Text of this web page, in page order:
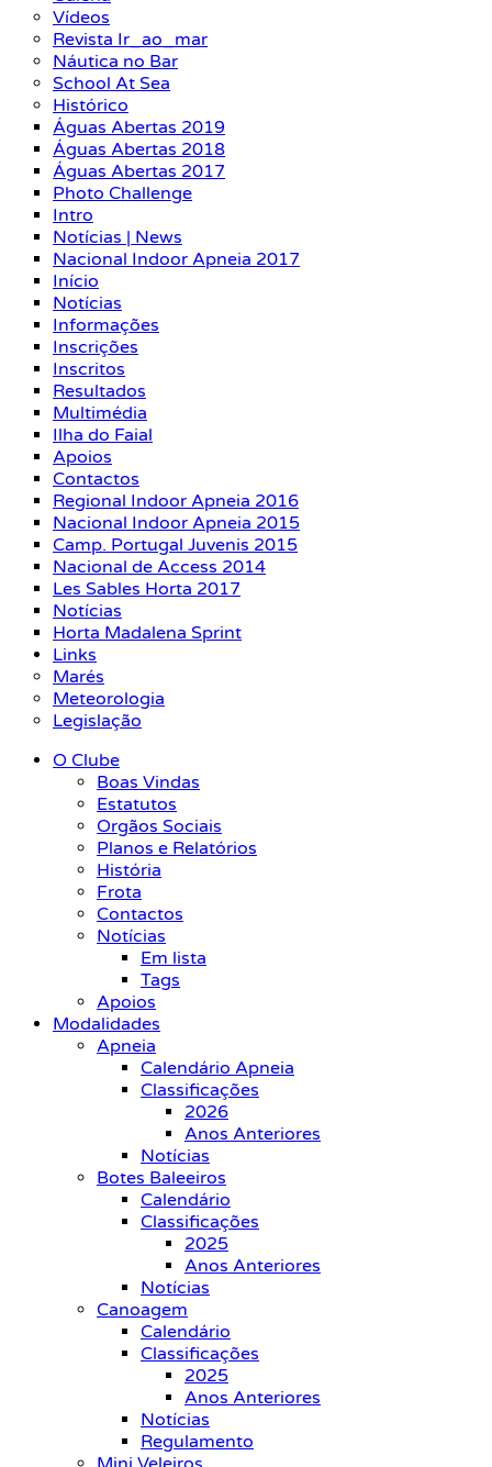
Vídeos
Revista Ir_ao_mar
Náutica no Bar
School At Sea
Histórico
Águas Abertas 2019
Águas Abertas 2018
Águas Abertas 2017
Photo Challenge
Intro
Notícias | News
Nacional Indoor Apneia 2017
Início
Notícias
Informações
Inscrições
Inscritos
Resultados
Multimédia
Ilha do Faial
Apoios
Contactos
Regional Indoor Apneia 2016
Nacional Indoor Apneia 2015
Camp. Portugal Juvenis 2015
Nacional de Access 2014
Les Sables Horta 2017
Notícias
Horta Madalena Sprint
Links
Marés
Meteorologia
Legislação
O Clube
Boas Vindas
Estatutos
Orgãos Sociais
Planos e Relatórios
História
Frota
Contactos
Notícias
Em lista
Tags
Apoios
Modalidades
Apneia
Calendário Apneia
Classificações
2026
Anos Anteriores
Notícias
Botes Baleeiros
Calendário
Classificações
2025
Anos Anteriores
Notícias
Canoagem
Calendário
Classificações
2025
Anos Anteriores
Notícias
Regulamento